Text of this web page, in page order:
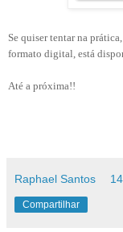
Se quiser tentar na
formato digital, está
Até a próxima!!
Raphael Santos
Compartilhar